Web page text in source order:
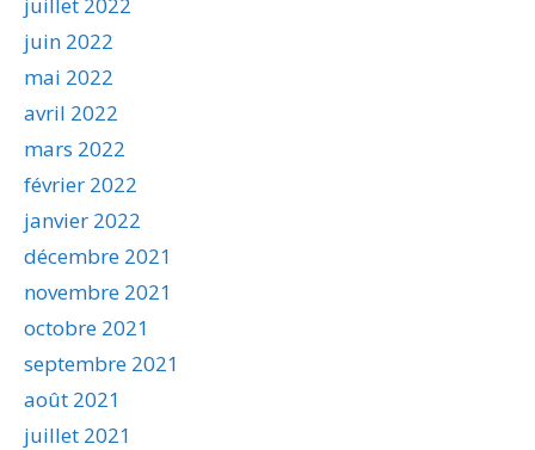
juin 2022
mai 2022
avril 2022
mars 2022
février 2022
janvier 2022
décembre 2021
novembre 2021
octobre 2021
septembre 2021
août 2021
juillet 2021